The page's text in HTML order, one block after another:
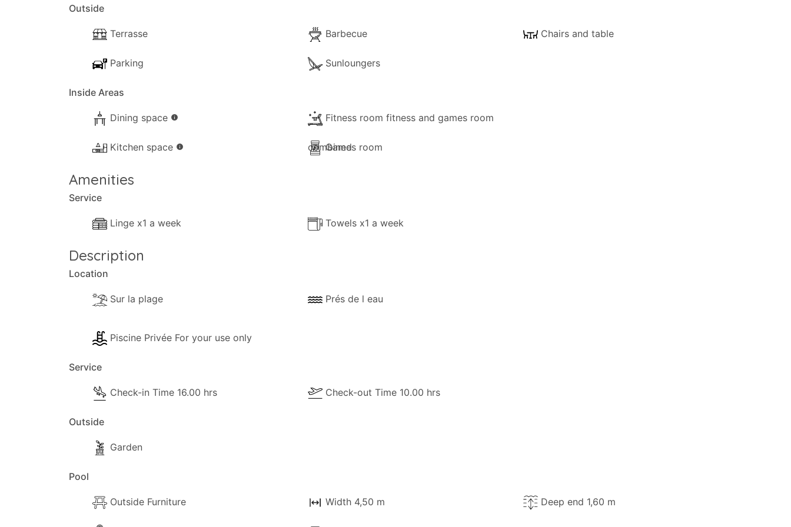
toute personne célébrant une occasion spéciale.
Outside
Terrasse
Parking
Barbecue
Sunloungers
Chairs and table
Inside Areas
Dining space info
Kitchen space info combined
Games room
Amenities
Service
Linge x1 a week Towels x1 a week
Description
Location
Sur la plage Prés de l eau
Piscine Privée For your use only
Service
Check-in Time 16.00 hrs Check-out Time 10.00 hrs
Outside
Garden
Pool
Outside Furniture Width 4,50 m Deep end 1,60 m